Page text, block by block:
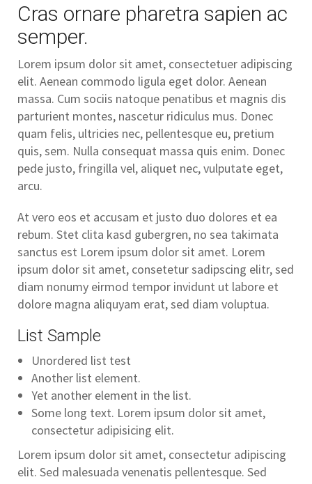
Cras ornare pharetra sapien ac
semper.
Lorem ipsum dolor sit amet, consectetuer adipiscing
elit. Aenean commodo ligula eget dolor. Aenean
massa. Cum sociis natoque penatibus et magnis dis
parturient montes, nascetur ridiculus mus. Donec
quam felis, ultricies nec, pellentesque eu, pretium
quis, sem. Nulla consequat massa quis enim. Donec
pede justo, fringilla vel, aliquet nec, vulputate eget,
arcu.
At vero eos et accusam et justo duo dolores et ea
rebum. Stet clita kasd gubergren, no sea takimata
sanctus est Lorem ipsum dolor sit amet. Lorem
ipsum dolor sit amet, consetetur sadipscing elitr, sed
diam nonumy eirmod tempor invidunt ut labore et
dolore magna aliquyam erat, sed diam voluptua.
List Sample
Unordered list test
Another list element.
Yet another element in the list.
Some long text. Lorem ipsum dolor sit amet,
consectetur adipisicing elit.
Lorem ipsum dolor sit amet, consectetur adipiscing
elit. Sed malesuada venenatis pellentesque. Sed